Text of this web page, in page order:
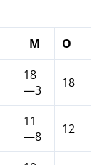
М О
18
—3
18
11
—8
12